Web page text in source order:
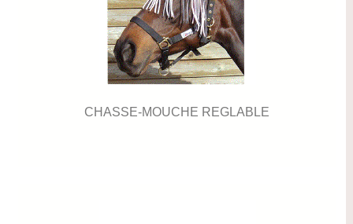
CHASSE-MOUCHE REGLABLE